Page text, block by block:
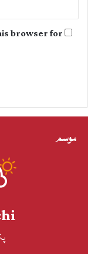
browser for
موسم